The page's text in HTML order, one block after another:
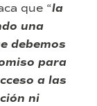
que “la
una
debemos
para
a las
ni